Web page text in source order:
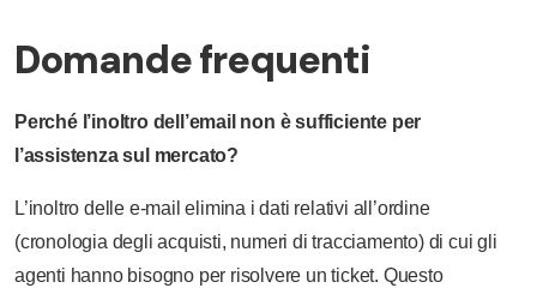
Domande frequenti
Perché l’inoltro dell’email non è sufficiente per
l’assistenza sul mercato?
L’inoltro delle e-mail elimina i dati relativi all’ordine
(cronologia degli acquisti, numeri di tracciamento) di cui gli
agenti hanno bisogno per risolvere un ticket. Questo